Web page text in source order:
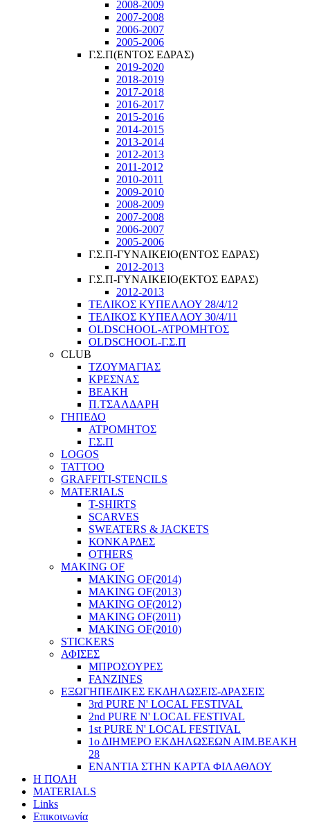
2008-2009
2007-2008
2006-2007
2005-2006
Γ.Σ.Π(ΕΝΤΟΣ ΕΔΡΑΣ)
2019-2020
2018-2019
2017-2018
2016-2017
2015-2016
2014-2015
2013-2014
2012-2013
2011-2012
2010-2011
2009-2010
2008-2009
2007-2008
2006-2007
2005-2006
Γ.Σ.Π-ΓΥΝΑΙΚΕΙΟ(ΕΝΤΟΣ ΕΔΡΑΣ)
2012-2013
Γ.Σ.Π-ΓΥΝΑΙΚΕΙΟ(ΕΚΤΟΣ ΕΔΡΑΣ)
2012-2013
ΤΕΛΙΚΟΣ ΚΥΠΕΛΛΟΥ 28/4/12
ΤΕΛΙΚΟΣ ΚΥΠΕΛΛΟΥ 30/4/11
OLDSCHOOL-ΑΤΡΟΜΗΤΟΣ
OLDSCHOOL-Γ.Σ.Π
CLUB
ΤΖΟΥΜΑΓΙΑΣ
ΚΡΕΣΝΑΣ
ΒΕΑΚΗ
Π.ΤΣΑΛΔΑΡΗ
ΓΗΠΕΔΟ
ΑΤΡΟΜΗΤΟΣ
Γ.Σ.Π
LOGOS
TATTOO
GRAFFITI-STENCILS
MATERIALS
T-SHIRTS
SCARVES
SWEATERS & JACKETS
ΚΟΝΚΑΡΔΕΣ
OTHERS
MAKING OF
MAKING OF(2014)
MAKING OF(2013)
MAKING OF(2012)
MAKING OF(2011)
MAKING OF(2010)
STICKERS
ΑΦΙΣΕΣ
ΜΠΡΟΣΟΥΡΕΣ
FANZINES
ΕΞΩΓΗΠΕΔΙΚΕΣ EΚΔΗΛΩΣΕΙΣ-ΔΡΑΣΕΙΣ
3rd PURE N' LOCAL FESTIVAL
2nd PURE N' LOCAL FESTIVAL
1st PURE N' LOCAL FESTIVAL
1ο ΔΙΗΜΕΡΟ ΕΚΔΗΛΩΣΕΩΝ ΑΙΜ.ΒΕΑΚΗ
28
ΕΝΑΝΤΙΑ ΣΤΗΝ ΚΑΡΤΑ ΦΙΛΑΘΛΟΥ
Η ΠΟΛΗ
MATERIALS
Links
Επικοινωνία